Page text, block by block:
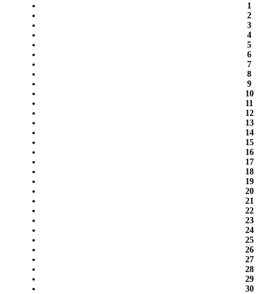
1
2
3
4
5
6
7
8
9
10
11
12
13
14
15
16
17
18
19
20
21
22
23
24
25
26
27
28
29
30